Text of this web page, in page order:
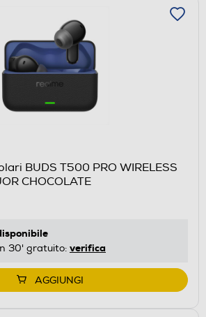
BUDS T500 PRO WIRELESS
CHOCOLATE
30' gratuito: verifica
AGGIUNGI